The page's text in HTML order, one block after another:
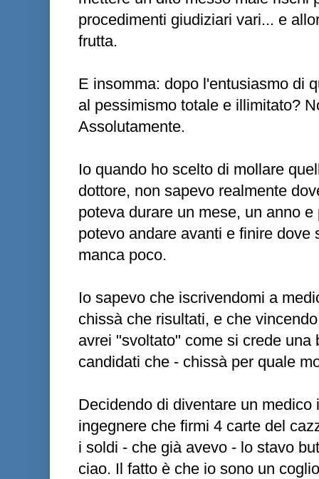
procedimenti giudiziari vari... e
frutta.
E insomma: dopo l'entusiasmo di
al pessimismo totale e illimitato?
Assolutamente.
Io quando ho scelto di mollare
dottore, non sapevo realmente
poteva durare un mese, un anno
potevo andare avanti e finire dove
manca poco.
Io sapevo che iscrivendomi a
chissà che risultati, e che
avrei "svoltato" come si crede una
candidati che - chissà per quale
Decidendo di diventare un
ingegnere che firmi 4 carte del
i soldi - che già avevo - lo stavo
ciao. Il fatto è che io sono un